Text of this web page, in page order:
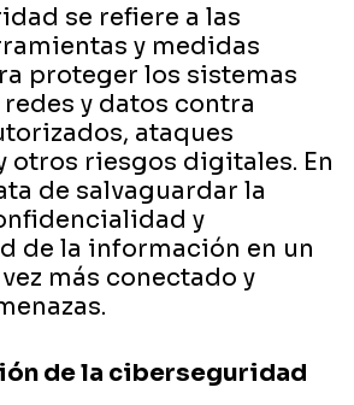
se refiere a las
y medidas
proteger los sistemas
y datos contra
ataques
otros riesgos digitales. En
de salvaguardar la
y
de la información en un
más conectado y
de la ciberseguridad